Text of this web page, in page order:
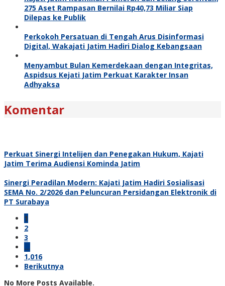
275 Aset Rampasan Bernilai Rp40,73 Miliar Siap
Dilepas ke Publik
Perkokoh Persatuan di Tengah Arus Disinformasi
Digital, Wakajati Jatim Hadiri Dialog Kebangsaan
Menyambut Bulan Kemerdekaan dengan Integritas,
Aspidsus Kejati Jatim Perkuat Karakter Insan
Adhyaksa
Komentar
Perkuat Sinergi Intelijen dan Penegakan Hukum, Kajati
Jatim Terima Audiensi Kominda Jatim
Sinergi Peradilan Modern: Kajati Jatim Hadiri Sosialisasi
SEMA No. 2/2026 dan Peluncuran Persidangan Elektronik di
PT Surabaya
1
2
3
…
1,016
Berikutnya
No More Posts Available.